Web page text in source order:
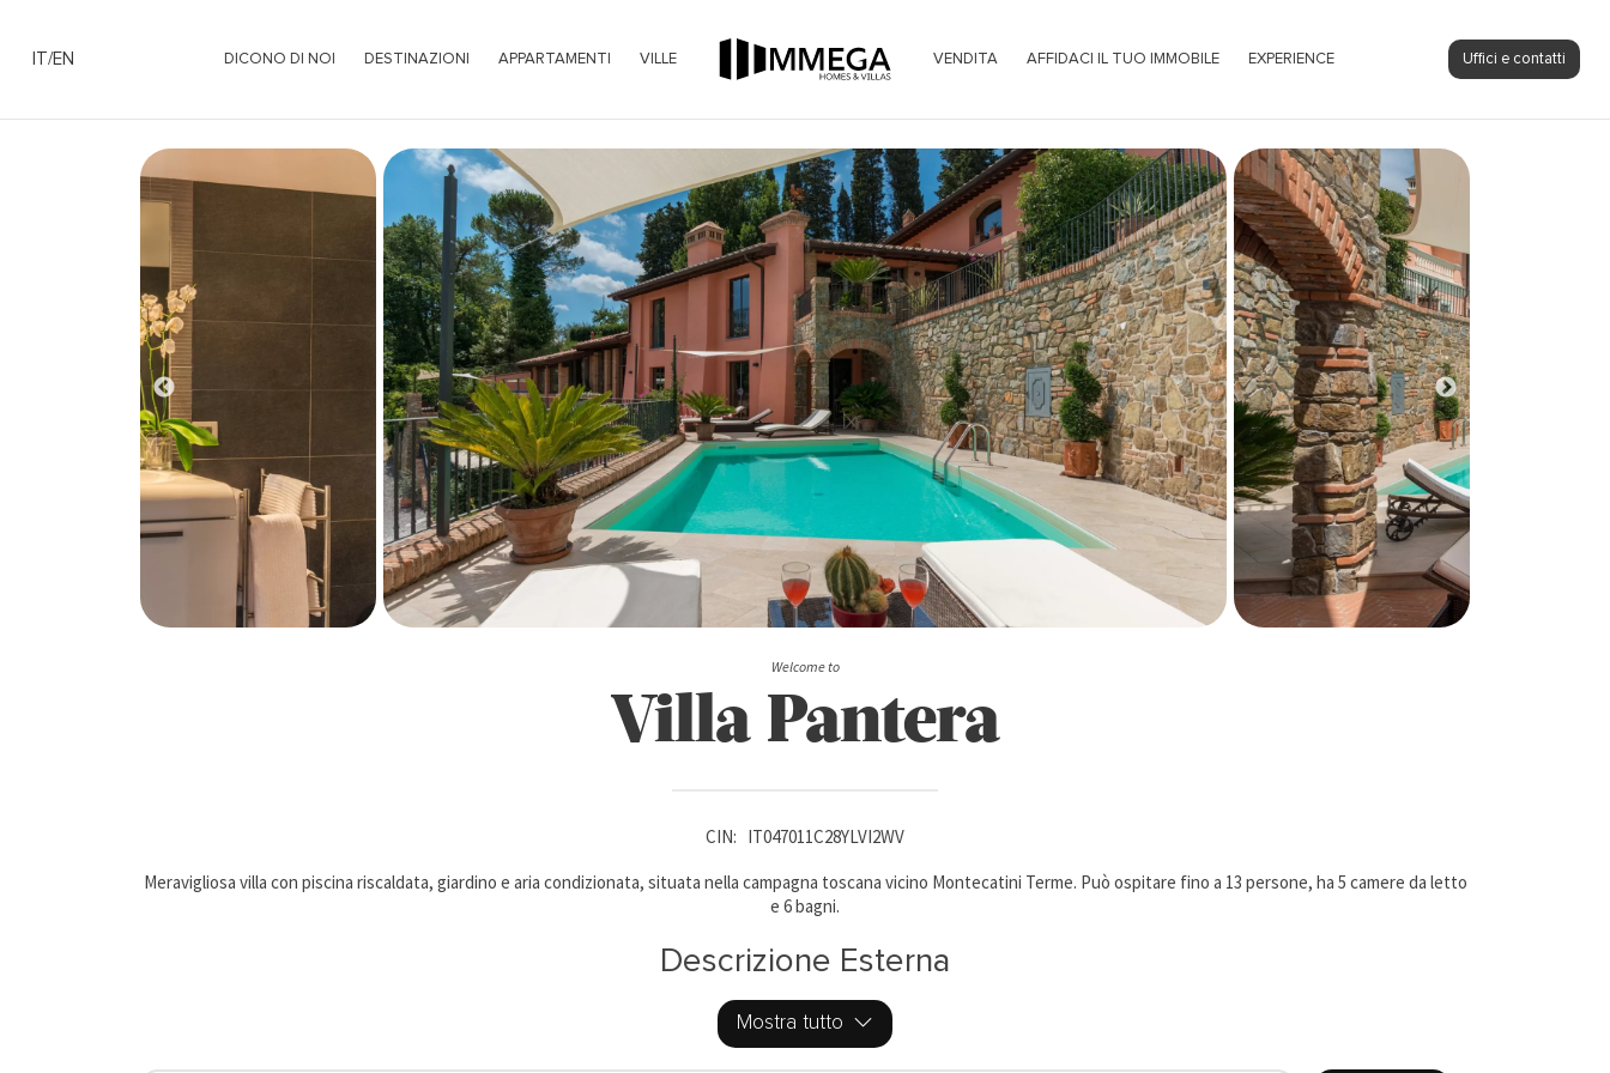
IT/EN DICONO DI NOI DESTINAZIONI APPARTAMENTI VILLE VENDITA AFFIDACI IL TUO IMMOBILE EXPERIENCE Uffici e contatti
Welcome to
Villa Pantera
CIN: IT047011C28YLVI2WV
Meravigliosa villa con piscina riscaldata, giardino e aria condizionata, situata nella campagna toscana vicino Montecatini Terme. Può ospitare fino a 13 persone, ha 5 camere da letto
e 6 bagni.
Descrizione Esterna
Villa Pantera è immersa nella campagna toscana, tra le colline verdi e gli uliveti della Valdinievole, vicino Montecatini Terme.
La proprietà è circondata da un giardino completamente recintato, che si sviluppa su più livelli terrazzati lungo il crinale digradante di un pendio collinare. Al livello più basso si
Mostra tutto